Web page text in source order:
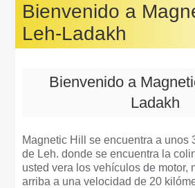
Bienvenido a
Leh-Ladakh
Bienvenido a
Ladakh
Magnetic Hill se encuentra a unos
de Leh. donde se encuentra la
usted vera los vehículos de motor,
arriba a una velocidad de 20